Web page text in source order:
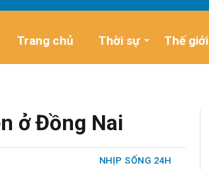
Trang chủ Thời sự Thế giới
ở Đồng Nai
NHỊP SỐNG 24H